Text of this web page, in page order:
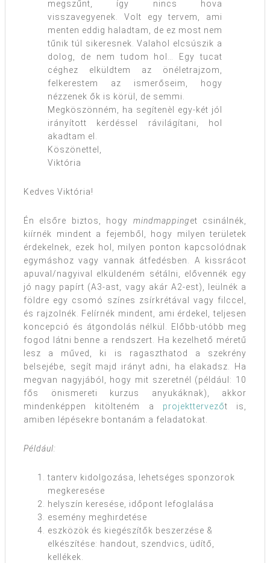
megszűnt, így nincs hova
visszavegyenek. Volt egy tervem, ami
menten eddig haladtam, de ez most nem
tűnik túl sikeresnek. Valahol elcsúszik a
dolog, de nem tudom hol… Egy tucat
céghez elküldtem az önéletrajzom,
felkerestem az ismerőseim, hogy
nézzenek ők is körül, de semmi.
Megköszönném, ha segítenèl egy-két jól
irányított kėrdéssel rávilágítani, hol
akadtam el.
Köszönettel,
Viktória
Kedves Viktória!
Én elsőre biztos, hogy mindmappinget csinálnék,
kiírnék mindent a fejemből, hogy milyen területek
érdekelnek, ezek hol, milyen ponton kapcsolódnak
egymáshoz vagy vannak átfedésben. A kissrácot
apuval/nagyival elküldeném sétálni, elővennék egy
jó nagy papírt (A3-ast, vagy akár A2-est), leülnék a
földre egy csomó színes zsírkrétával vagy filccel,
és rajzolnék. Felírnék mindent, ami érdekel, teljesen
koncepció és átgondolás nélkül. Előbb-utóbb meg
fogod látni benne a rendszert. Ha kezelhető méretű
lesz a műved, ki is ragaszthatod a szekrény
belsejébe, segít majd irányt adni, ha elakadsz. Ha
megvan nagyjából, hogy mit szeretnél (például: 10
fős önismereti kurzus anyukáknak), akkor
mindenképpen kitölteném a projekttervezőt is,
amiben lépésekre bontanám a feladatokat.
Például:
tanterv kidolgozása, lehetséges sponzorok
megkeresése
helyszín keresése, időpont lefoglalása
esemény meghirdetése
eszközök és kiegészítők beszerzése &
elkészítése: handout, szendvics, üdítő,
kellékek.